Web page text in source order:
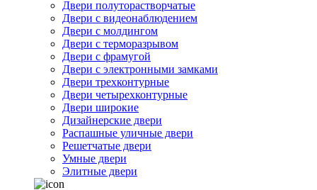
Двери полуторастворчатые
Двери с видеонаблюдением
Двери с молдингом
Двери с терморазрывом
Двери с фрамугой
Двери с электронными замками
Двери трехконтурные
Двери четырехконтурные
Двери широкие
Дизайнерские двери
Распашные уличные двери
Решетчатые двери
Умные двери
Элитные двери